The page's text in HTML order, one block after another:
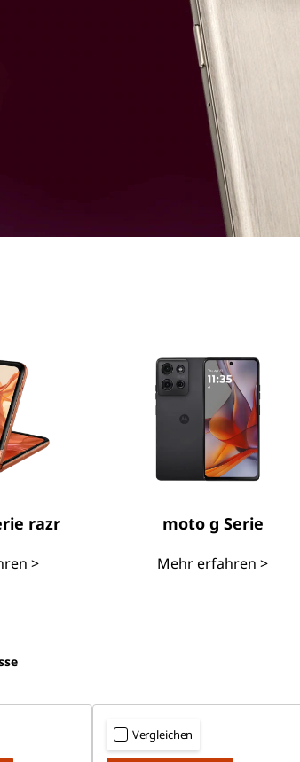
razr
>
moto g Serie
Mehr erfahren >
Vergleichen